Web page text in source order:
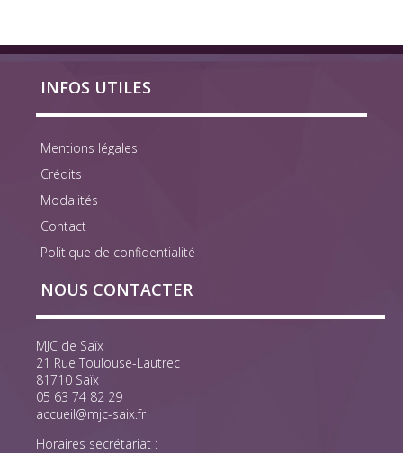
INFOS UTILES
Mentions légales
Crédits
Modalités
Contact
Politique de confidentialité
NOUS CONTACTER
MJC de Saïx
21 Rue Toulouse-Lautrec
81710 Saïx
05 63 74 82 29
accueil@mjc-saix.fr
Horaires secrétariat :